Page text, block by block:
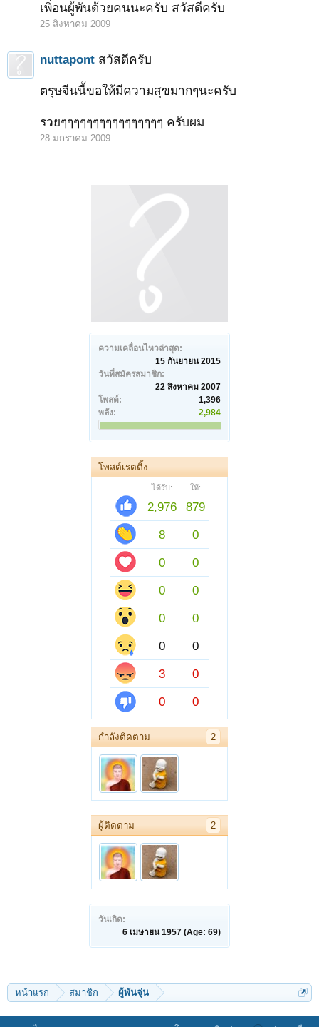
ความเคลื่อนไหวล่าสุด:
15 กันยายน 2015
วันที่สมัครสมาชิก:
22 สิงหาคม 2007
โพสต์:
1,396
พลัง:
2,984
โพสต์เรตติ้ง
ได้รับ: ให้:
2,976
879
8
0
0
0
0
0
0
0
0
0
3
0
0
0
กำลังติดตาม 2
ผู้ติดตาม 2
วันเกิด:
6 เมษายน 1957 (Age: 69)
เพิ่อนผู้พันด้วยคนนะครับ สวัสดีครับ
25 สิงหาคม 2009
nuttapont สวัสดีครับ
ตรุษจีนนี้ขอให้มีความสุขมากๆนะครับ
รวยๆๆๆๆๆๆๆๆๆๆๆๆๆๆๆๆ ครับผม
28 มกราคม 2009
หน้าแรก สมาชิก ผู้พันจุ่น